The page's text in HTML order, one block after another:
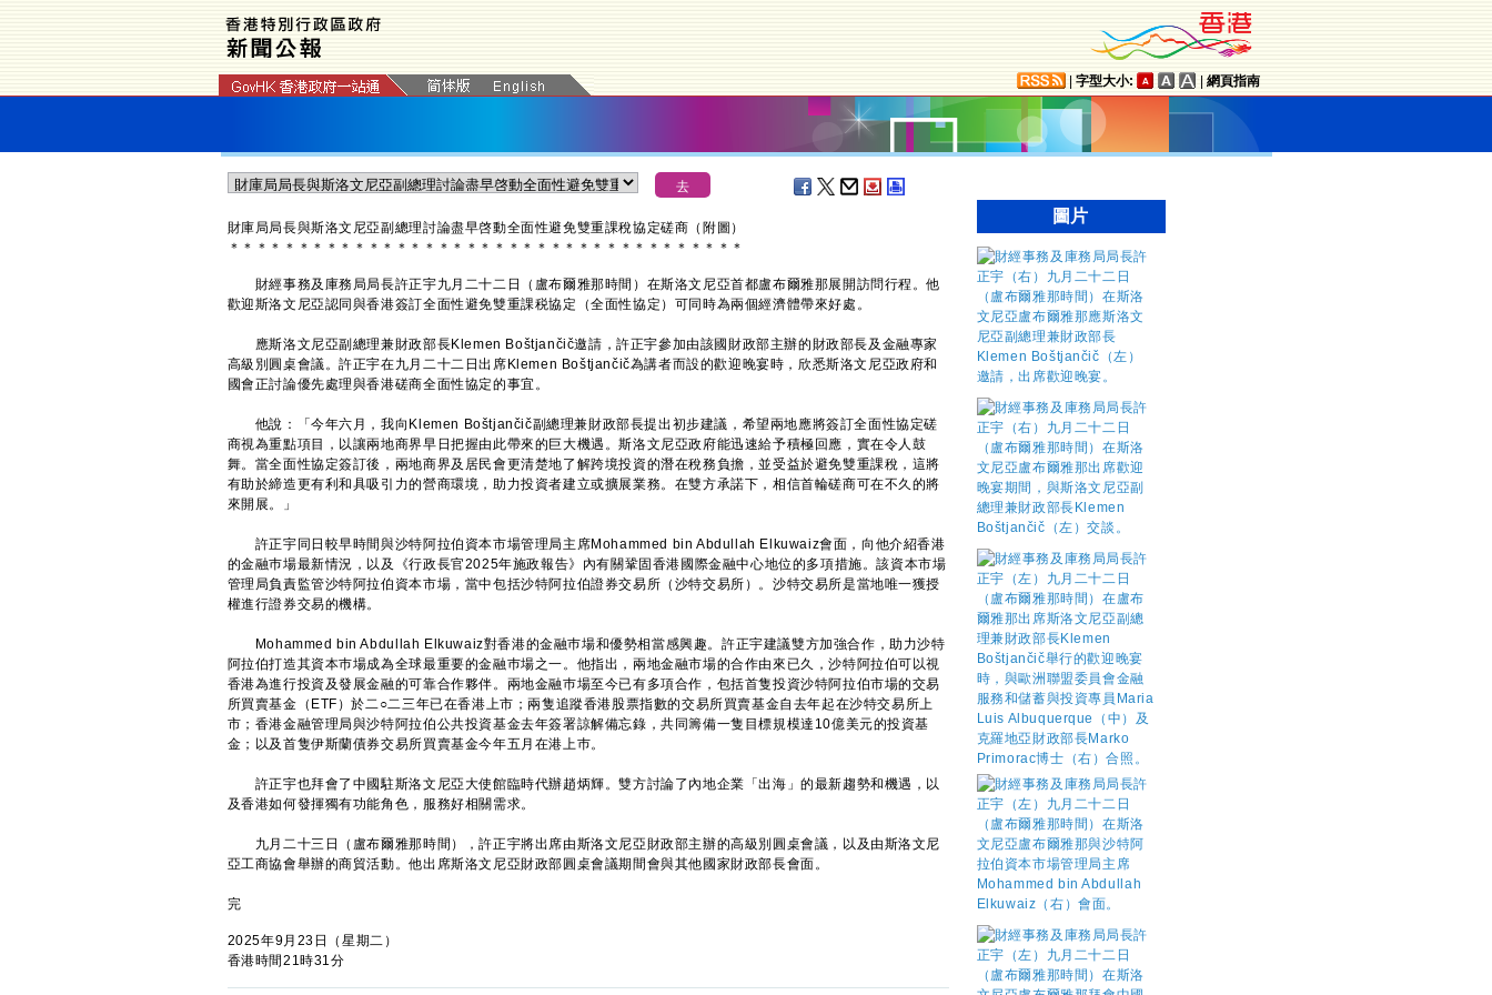
字型大小: 網頁指南
​財庫局局長與斯洛文尼亞副總理討論盡早啓動全面性避免雙重課稅協定磋商（附圖）
＊ ＊ ＊ ＊ ＊ ＊ ＊ ＊ ＊ ＊ ＊ ＊ ＊ ＊ ＊ ＊ ＊ ＊ ＊ ＊ ＊ ＊ ＊ ＊ ＊ ＊ ＊ ＊ ＊ ＊ ＊ ＊ ＊ ＊ ＊ ＊ ＊
​財經事務及庫務局局長許正宇九月二十二日（盧布爾雅那時間）在斯洛文尼亞首都盧布爾雅那展開訪問行程。他
歡迎斯洛文尼亞認同與香港簽訂全面性避免雙重課税協定（全面性協定）可同時為兩個經濟體帶來好處。
應斯洛文尼亞副總理兼財政部長Klemen Boštjančič邀請，許正宇參加由該國財政部主辦的財政部長及金融專家
高級別圓桌會議。許正宇在九月二十二日出席Klemen Boštjančič為講者而設的歡迎晚宴時，欣悉斯洛文尼亞政府和
國會正討論優先處理與香港磋商全面性協定的事宜。
他說：「今年六月，我向Klemen Boštjančič副總理兼財政部長提出初步建議，希望兩地應將簽訂全面性協定磋
商視為重點項目，以讓兩地商界早日把握由此帶來的巨大機遇。斯洛文尼亞政府能迅速給予積極回應，實在令人鼓
舞。當全面性協定簽訂後，兩地商界及居民會更清楚地了解跨境投資的潛在稅務負擔，並受益於避免雙重課稅，這將
有助於締造更有利和具吸引力的營商環境，助力投資者建立或擴展業務。在雙方承諾下，相信首輪磋商可在不久的將
來開展。」
許正宇同日較早時間與沙特阿拉伯資本市場管理局主席Mohammed bin Abdullah Elkuwaiz會面，向他介紹香港
的金融巿場最新情況，以及《行政長官2025年施政報告》內有關鞏固香港國際金融中心地位的多項措施。該資本市場
管理局負責監管沙特阿拉伯資本市場，當中包括沙特阿拉伯證券交易所（沙特交易所）。沙特交易所是當地唯一獲授
權進行證券交易的機構。
Mohammed bin Abdullah Elkuwaiz對香港的金融巿場和優勢相當感興趣。許正宇建議雙方加強合作，助力沙特
阿拉伯打造其資本巿場成為全球最重要的金融巿場之一。他指出，兩地金融市場的合作由來已久，沙特阿拉伯可以視
香港為進行投資及發展金融的可靠合作夥伴。兩地金融巿場至今已有多項合作，包括首隻投資沙特阿拉伯市場的交易
所買賣基金（ETF）於二○二三年已在香港上市；兩隻追蹤香港股票指數的交易所買賣基金自去年起在沙特交易所上
市；香港金融管理局與沙特阿拉伯公共投資基金去年簽署諒解備忘錄，共同籌備一隻目標規模達10億美元的投資基
金；以及首隻伊斯蘭債券交易所買賣基金今年五月在港上巿。
許正宇也拜會了中國駐斯洛文尼亞大使館臨時代辦趙炳輝。雙方討論了內地企業「出海」的最新趨勢和機遇，以
及香港如何發揮獨有功能角色，服務好相關需求。
九月二十三日（盧布爾雅那時間），許正宇將出席由斯洛文尼亞財政部主辦的高級別圓桌會議，以及由斯洛文尼
亞工商協會舉辦的商貿活動。他出席斯洛文尼亞財政部圓桌會議期間會與其他國家財政部長會面。
完
2025年9月23日（星期二）
香港時間21時31分
圖片